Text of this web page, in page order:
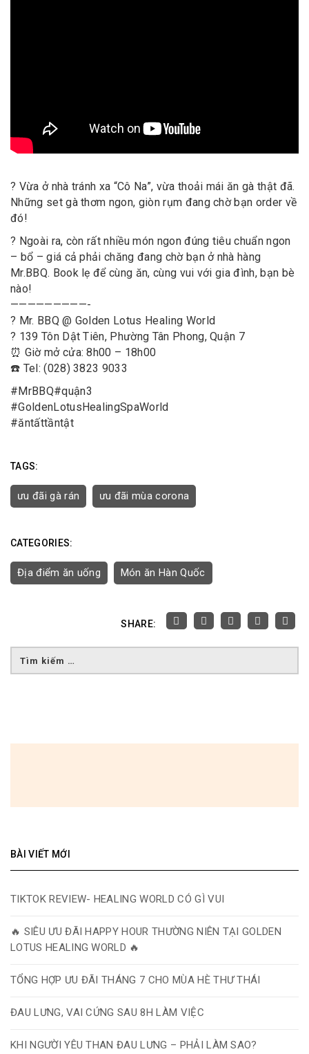
? Vừa ở nhà tránh xa “Cô Na”, vừa thoải mái ăn gà thật đã.
Những set gà thơm ngon, giòn rụm đang chờ bạn order về
đó!
? Ngoài ra, còn rất nhiều món ngon đúng tiêu chuẩn ngon
– bổ – giá cả phải chăng đang chờ bạn ở nhà hàng
Mr.BBQ. Book lẹ để cùng ăn, cùng vui với gia đình, bạn bè
nào!
—————————-
? Mr. BBQ @ Golden Lotus Healing World
? 139 Tôn Dật Tiên, Phường Tân Phong, Quận 7
⏰ Giờ mở cửa: 8h00 – 18h00
☎️ Tel: (028) 3823 9033
#MrBBQ#quận3
#GoldenLotusHealingSpaWorld
#ăntấttầntật
TAGS:
ưu đãi gà rán ưu đãi mùa corona
CATEGORIES:
Địa điểm ăn uống Món ăn Hàn Quốc
SHARE:
BÀI VIẾT MỚI
TIKTOK REVIEW- HEALING WORLD CÓ GÌ VUI
🔥 SIÊU ƯU ĐÃI HAPPY HOUR THƯỜNG NIÊN TẠI GOLDEN
LOTUS HEALING WORLD 🔥
TỔNG HỢP ƯU ĐÃI THÁNG 7 CHO MÙA HÈ THƯ THÁI
ĐAU LƯNG, VAI CỨNG SAU 8H LÀM VIỆC
KHI NGƯỜI YÊU THAN ĐAU LƯNG – PHẢI LÀM SAO?